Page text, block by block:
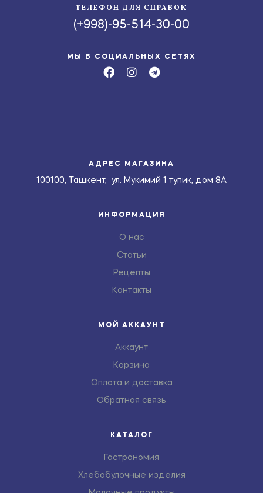
ТЕЛЕФОН ДЛЯ СПРАВОК
(+998)-95-514-30-00
МЫ В СОЦИАЛЬНЫХ СЕТЯХ
АДРЕС МАГАЗИНА
100100, Ташкент, ул. Мукимий 1 тупик, дом 8А
ИНФОРМАЦИЯ
О нас
Статьи
Рецепты
Контакты
МОЙ АККАУНТ
Аккаунт
Корзина
Оплата и доставка
Обратная связь
КАТАЛОГ
Гастрономия
Хлебобулочные изделия